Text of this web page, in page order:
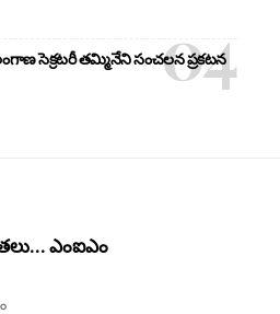
సెక్రటరీ తమ్మినేని సంచలన ప్రకటన
ఎంఐఎం